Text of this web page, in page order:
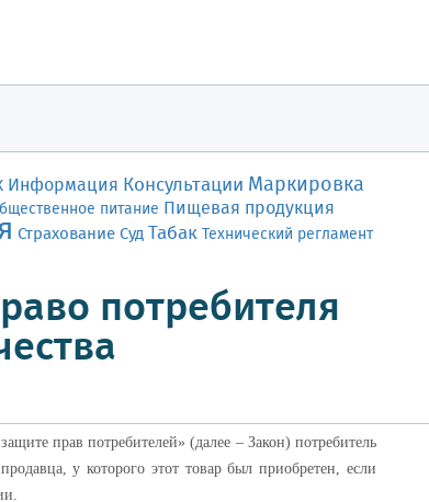
Информация Консультации Маркировка
питание Пищевая продукция
СтрахованиеСудТабакТехнический регламент
потребителя
прав потребителей» (далее – Закон) потребитель
у которого этот товар был приобретен, если